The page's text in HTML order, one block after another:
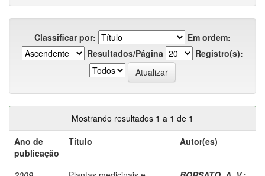
Classificar por:
Em ordem:
Resultados/Página
Registro(s):
Mostrando resultados 1 a 1 de 1
Ano de
publicação
Título Autor(es)